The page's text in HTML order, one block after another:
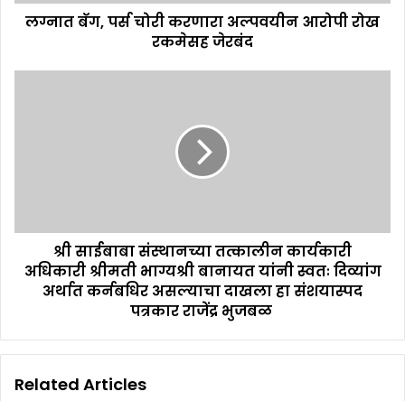
लग्नात बॅग, पर्स चोरी करणारा अल्पवयीन आरोपी रोख
रकमेसह जेरबंद
श्री साईबाबा संस्थानच्या तत्कालीन कार्यकारी
अधिकारी श्रीमती भाग्यश्री बानायत यांनी स्वतः दिव्यांग
अर्थात कर्नबधिर असल्याचा दाखला हा संशयास्पद
पत्रकार राजेंद्र भुजबळ
Related Articles